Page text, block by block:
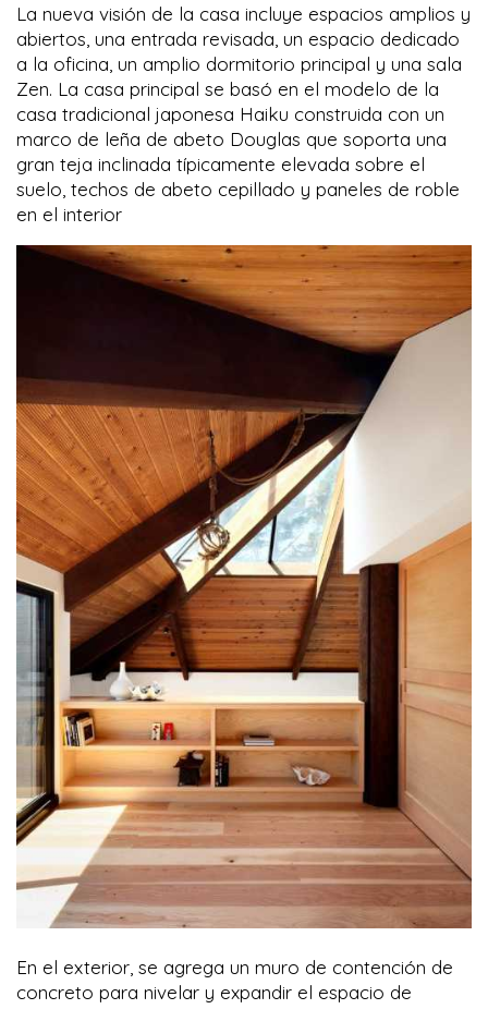
La nueva visión de la casa incluye espacios amplios y
abiertos, una entrada revisada, un espacio dedicado
a la oficina, un amplio dormitorio principal y una sala
Zen. La casa principal se basó en el modelo de la
casa tradicional japonesa Haiku construida con un
marco de leña de abeto Douglas que soporta una
gran teja inclinada típicamente elevada sobre el
suelo, techos de abeto cepillado y paneles de roble
en el interior
En el exterior, se agrega un muro de contención de
concreto para nivelar y expandir el espacio de